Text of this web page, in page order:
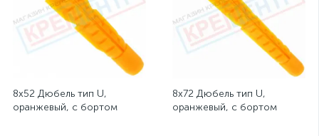
8х52 Дюбель тип U,
оранжевый, с бортом
8х72 Дюбель тип U,
оранжевый, с бортом